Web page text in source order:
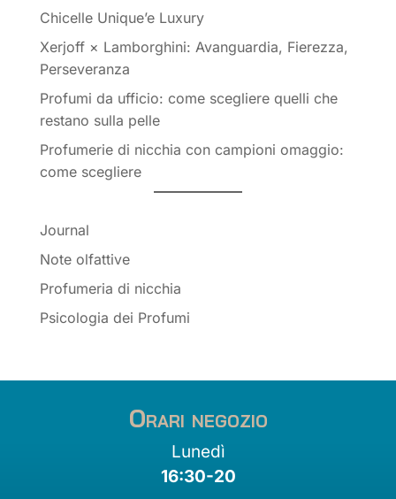
Chicelle Unique’e Luxury
Xerjoff × Lamborghini: Avanguardia, Fierezza,
Perseveranza
Profumi da ufficio: come scegliere quelli che
restano sulla pelle
Profumerie di nicchia con campioni omaggio:
come scegliere
Journal
Note olfattive
Profumeria di nicchia
Psicologia dei Profumi
Orari negozio
Lunedì
16:30-20